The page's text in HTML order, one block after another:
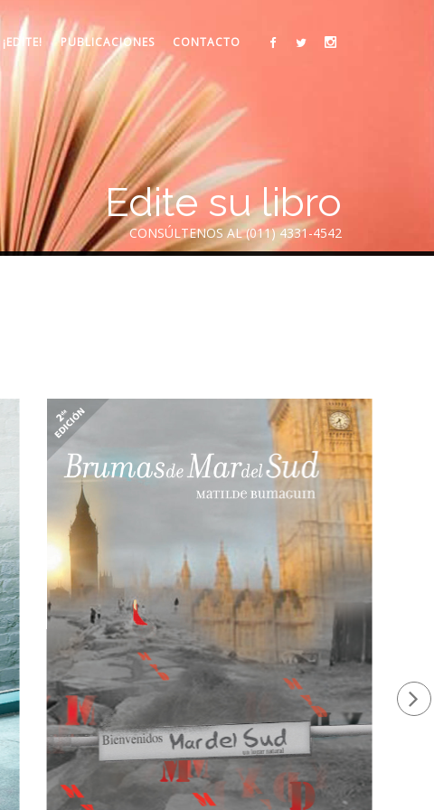
¡EDITE! PUBLICACIONES CONTACTO
Edite su libro
CONSÚLTENOS AL (011) 4331-4542